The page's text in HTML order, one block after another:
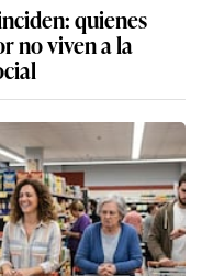
quienes
no viven a la